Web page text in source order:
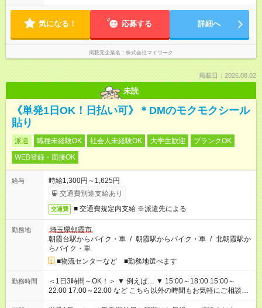
気になる！ 応募する 詳細へ
掲載元企業名 株式会社マイワーク
掲載日：2026.08.02
未読
《単発1日OK！日払い可》＊DMのモクモクシール
貼り
派遣 職種未経験OK 社会人未経験OK 大学生歓迎
ブランクOK
WEB登録・面接OK
給与
時給1,300円～1,625円
交通費別途支給あり
交通費 ■ 交通費規定内支給 ※派遣先による
勤務地
埼玉県朝霞市
朝霞台駅からバイク・車 / 朝霞駅からバイク・車 / 北朝霞駅か
らバイク・車
■物流センターなど ■勤務地選べます
勤務時間
＜1日3時間～OK！＞ ▼ 例えば… ▼ 15:00～18:00 15:00～
22:00 17:00～22:00 など こちら以外の時間もお気軽にご相談く
ださい！